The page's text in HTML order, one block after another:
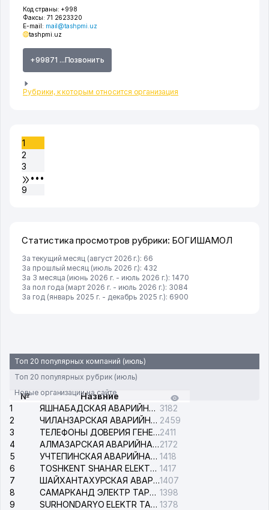
Код страны: +998
Факсы: 71 2623320
E-mail: mail@tashpmi.uz
tashpmi.uz
+99871 ...Позвонить
Рубрики, к которым относится организация
1
2
3
•••
9
Статистика просмотров рубрики: БОГИШАМОЛ
За текущий месяц (август 2026 г.): 66
За прошлый месяц (июль 2026 г.): 432
За 3 месяца (июнь 2026 г. - июль 2026 г.): 1470
За пол года (март 2026 г. - июль 2026 г.): 3084
За год (январь 2025 г. - декабрь 2025 г.): 6900
Топ 20 популярных компаний (июль)
Топ 20 популярных рубрик (июль)
Новые организации на сайте
№
Назвние
1
ЯШНАБАДСКАЯ АВАРИЙНАЯ СЛУЖБА ЭЛЕКТРОСЕТИ 3182
2
ЧИЛАНЗАРСКАЯ АВАРИЙНАЯ СЛУЖБА ЭЛЕКТРОСЕТИ 2459
3
ТЕЛЕФОНЫ ДОВЕРИЯ ГЕНЕРАЛЬНОЙ ПРОКУРАТУРЫ РЕСПУБЛИКИ УЗБЕКИСТАН2411
4
АЛМАЗАРСКАЯ АВАРИЙНАЯ СЛУЖБА ЭЛЕКТРОСЕТИ2172
5
УЧТЕПИНСКАЯ АВАРИЙНАЯ СЛУЖБА ЭЛЕКТРОСЕТИ 1418
6
TOSHKENT SHAHAR ELEKTR TARMOQLARI KORXONASI АО 1417
7
ШАЙХАНТАХУРСКАЯ АВАРИЙНАЯ СЛУЖБА ЭЛЕКТРОСЕТИ1407
8
САМАРКАНД ЭЛЕКТР ТАРМОКЛАРИ АО 1398
9
SURHONDARYO ELEKTR TARMOKLARI АО 1378